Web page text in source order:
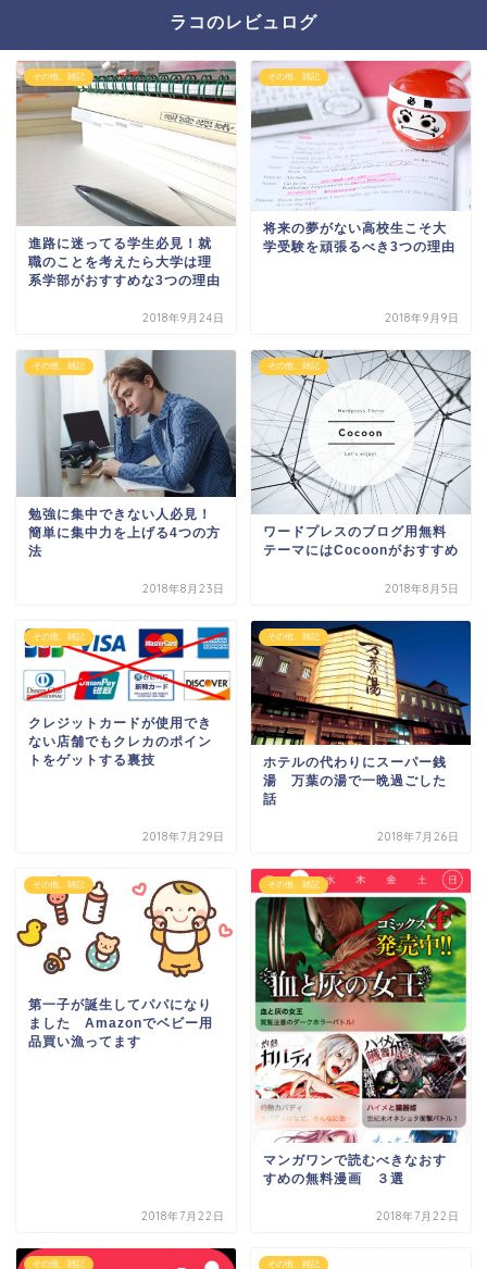
ラコのレビュログ
その他、雑記
進路に迷ってる学生必見！就
職のことを考えたら大学は理
系学部がおすすめな3つの理由
2018年9月24日
その他、雑記
将来の夢がない高校生こそ大
学受験を頑張るべき3つの理由
2018年9月9日
その他、雑記
勉強に集中できない人必見！
簡単に集中力を上げる4つの方
法
2018年8月23日
その他、雑記
ワードプレスのブログ用無料
テーマにはCocoonがおすすめ
2018年8月5日
その他、雑記
クレジットカードが使用でき
ない店舗でもクレカのポイン
トをゲットする裏技
2018年7月29日
その他、雑記
ホテルの代わりにスーパー銭
湯 万葉の湯で一晩過ごした
話
2018年7月26日
その他、雑記
第一子が誕生してパパになり
ました Amazonでベビー用
品買い漁ってます
2018年7月22日
その他、雑記
マンガワンで読むべきなおす
すめの無料漫画 ３選
2018年7月22日
その他、雑記 その他、雑記